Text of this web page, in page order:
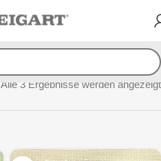
Alle 3 Ergebnisse werden angezeigt